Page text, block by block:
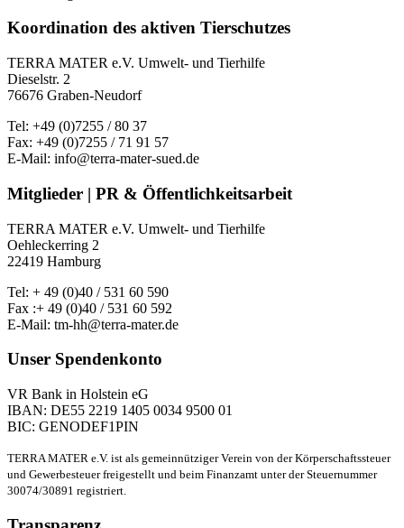
Koordination des aktiven Tierschutzes
TERRA MATER e.V. Umwelt- und Tierhilfe
Dieselstr. 2
76676 Graben-Neudorf
Tel: +49 (0)7255 / 80 37
Fax: +49 (0)7255 / 71 91 57
E-Mail: info@terra-mater-sued.de
Mitglieder | PR & Öffentlichkeitsarbeit
TERRA MATER e.V. Umwelt- und Tierhilfe
Oehleckerring 2
22419 Hamburg
Tel: + 49 (0)40 / 531 60 590
Fax :+ 49 (0)40 / 531 60 592
E-Mail: tm-hh@terra-mater.de
Unser Spendenkonto
VR Bank in Holstein eG
IBAN: DE55 2219 1405 0034 9500 01
BIC: GENODEF1PIN
TERRA MATER e.V. ist als gemeinnütziger Verein von der Körperschaftssteuer
und Gewerbesteuer freigestellt und beim Finanzamt unter der Steuernummer
30074/30891 registriert.